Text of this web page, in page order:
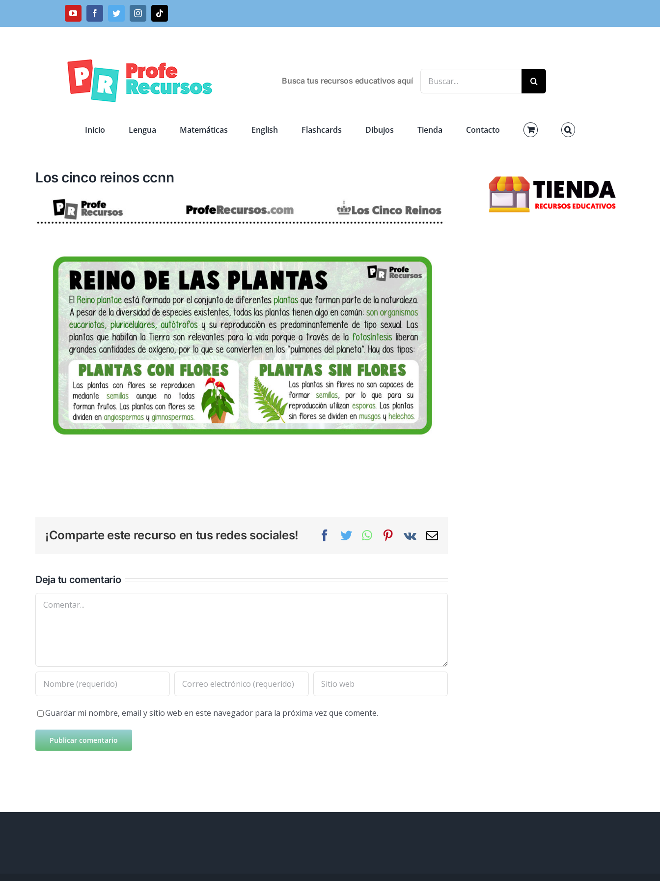
YouTubeFacebookTwitterInstagramTiktok
Busca tus recursos educativos aquí
Inicio Lengua Matemáticas English Flashcards Dibujos Tienda Contacto
Los cinco reinos ccnn
¡Comparte este recurso en tus redes sociales! Facebook
TwitterWhatsAppPinterest
Vk
Correo
Deja tu comentario
Comentar
Guardar mi nombre, email y sitio web en este navegador para la próxima vez que comente.